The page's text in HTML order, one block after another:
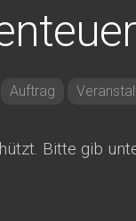
Auftrag
Bitte gib